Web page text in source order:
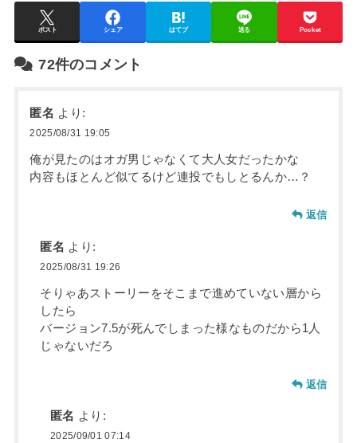
ポスト シェア はてブ 送る Pocket
72件のコメント
匿名 より:
2025/08/31 19:05
俺が見たのはオガ男じゃなくて大人女だったかな
内容もほとんど似てるけど連投でもしとるんか…？
返信
匿名 より:
2025/08/31 19:26
そりゃあストーリーをそこまで進めていない層から
したら
バージョン7.5が死んでしまった様なものだから1人
じゃないだろ
返信
匿名 より:
2025/09/01 07:14